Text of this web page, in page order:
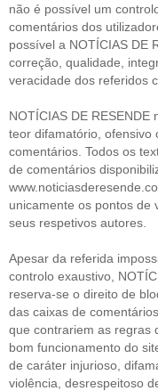
não é possível um
comentários dos
possível a NOTÍCIAS DE
correção, qualidade,
veracidade dos referidos
NOTÍCIAS DE
teor difamatório, ofensivo
comentários. Todos os
de comentários
unicamente os pontos de
seus respetivos autores.
Apesar da referida
controlo exaustivo,
reserva-se o direito de
das caixas de
que contrariem as regras
bom funcionamento do
de caráter injurioso,
violência, desrespeitoso